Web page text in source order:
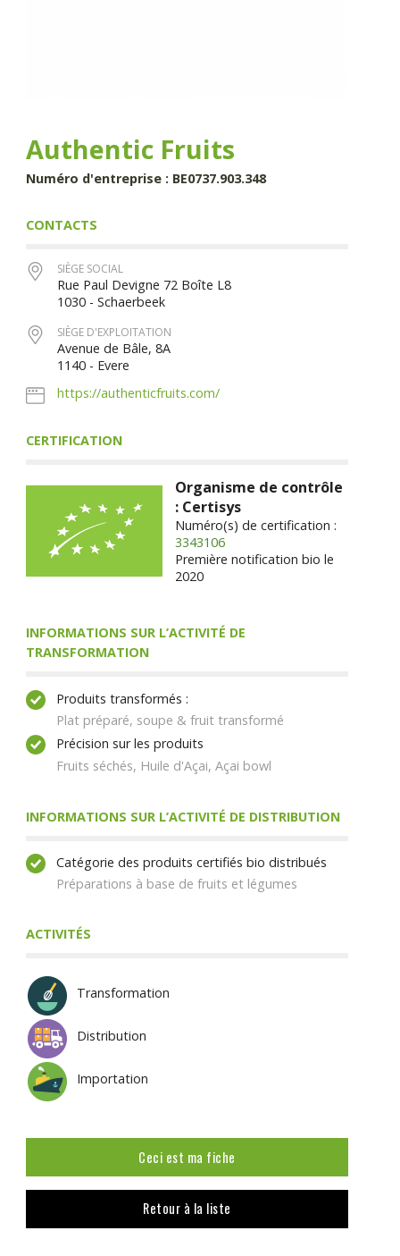
Authentic Fruits
Numéro d'entreprise : BE0737.903.348
CONTACTS
SIÈGE SOCIAL
Rue Paul Devigne 72 Boîte L8
1030 - Schaerbeek
SIÈGE D'EXPLOITATION
Avenue de Bâle, 8A
1140 - Evere
https://authenticfruits.com/
CERTIFICATION
Organisme de contrôle
: Certisys
Numéro(s) de certification :
3343106
Première notification bio le
2020
INFORMATIONS SUR L’ACTIVITÉ DE
TRANSFORMATION
Produits transformés :
Plat préparé, soupe & fruit transformé
Précision sur les produits
Fruits séchés, Huile d'Açai, Açai bowl
INFORMATIONS SUR L’ACTIVITÉ DE DISTRIBUTION
Catégorie des produits certifiés bio distribués
Préparations à base de fruits et légumes
ACTIVITÉS
Transformation
Distribution
Importation
Ceci est ma fiche
Retour à la liste